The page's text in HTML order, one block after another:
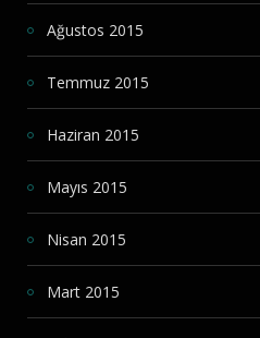
Ağustos 2015
Temmuz 2015
Haziran 2015
Mayıs 2015
Nisan 2015
Mart 2015